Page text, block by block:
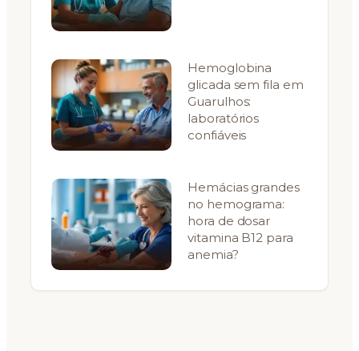
Hemoglobina
glicada sem fila em
Guarulhos:
laboratórios
confiáveis
Hemácias grandes
no hemograma:
hora de dosar
vitamina B12 para
anemia?